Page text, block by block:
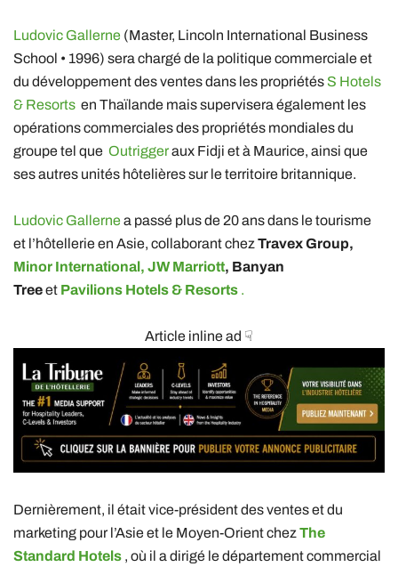
Ludovic Gallerne (Master, Lincoln International Business
School • 1996) sera chargé de la politique commerciale et
du développement des ventes dans les propriétés S Hotels
& Resorts en Thaïlande mais supervisera également les
opérations commerciales des propriétés mondiales du
groupe tel que Outriggeraux Fidji et à Maurice, ainsi que
ses autres unités hôtelières sur le territoire britannique.
Ludovic Gallernea passé plus de 20 ans dans le tourisme
et l’hôtellerie en Asie, collaborant chez Travex Group,
Minor International, JW Marriott, Banyan
Treeet Pavilions Hotels & Resorts .
Article inline ad ☟
Dernièrement, il était vice-président des ventes et du
marketing pour l’Asie et le Moyen-Orient chez The
Standard Hotels , où il a dirigé le département commercial